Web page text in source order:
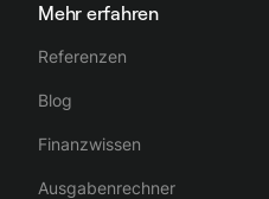
Mehr erfahren
Referenzen
Blog
Finanzwissen
Ausgabenrechner